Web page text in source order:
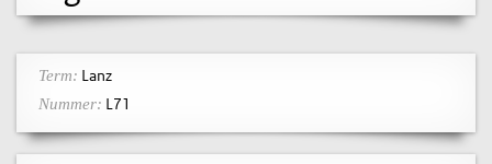
Term: Lanz
Nummer: L71